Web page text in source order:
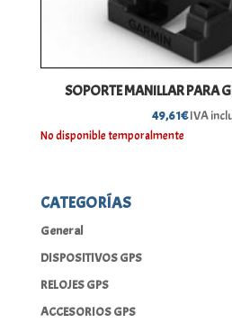
SOPORTE MANILLAR PARA
49,61€IVA
No disponible temporalmente
CATEGORÍAS
General
DISPOSITIVOS GPS
RELOJES GPS
ACCESORIOS GPS